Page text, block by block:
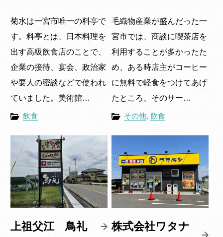
菊水は一宮市唯一の料亭で
す。料亭とは、日本料理を
出す高級飲食店のことで、
企業の接待、宴会、政治家
や要人の密談などで使われ
ていました。美術館…
飲食
毛織物産業が盛んだった一
宮市では、商談に喫茶店を
利用することが多かったた
め、ある時店主がコーヒー
に無料で軽食をつけてあげ
たところ、そのサー…
その他, 飲食
上祖父江 鳥礼
株式会社ワタナ